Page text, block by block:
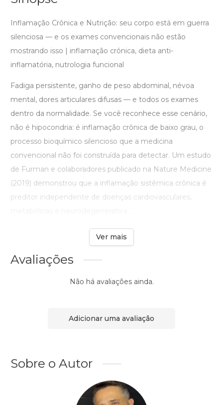
Inflamação Crônica e Nutrição: seu corpo está em guerra
silenciosa — e os exames convencionais não estão
mostrando isso | inflamação crônica, dieta anti-
inflamatória, nutrologia funcional
Fadiga persistente, ganho de peso abdominal, névoa
mental, dores articulares difusas — e todos os exames
dentro da normalidade. Se você reconhece esse cenário,
não é hipocondria: é inflamação crônica de baixo grau, o
processo bioquímico silencioso que a medicina
convencional não foi construída para detectar. Um estudo
de Furman e colaboradores publicado na Nature Medicine
(2019) demonstrou que a inflamação sistêmica crônica é
preditor independente de doenças cardiovasculares,
Ver mais
Avaliações
Não há avaliações ainda.
Adicionar uma avaliação
Sobre o Autor